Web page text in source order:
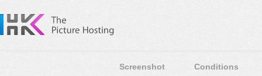
Screenshot Conditions